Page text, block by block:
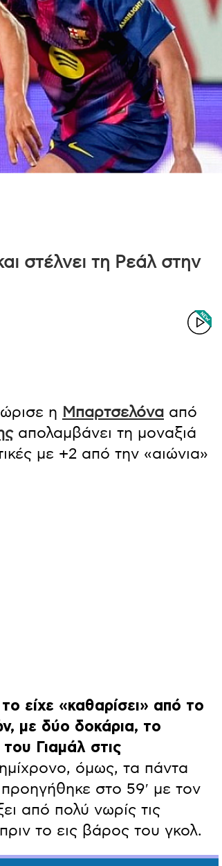
στέλνει τη Ρεάλ στην
η Μπαρτσελόνα από
απολαμβάνει τη μοναξιά
με +2 από την «αιώνια»
είχε «καθαρίσει» από το
με δύο δοκάρια, το
Γιαμάλ στις
όμως, τα πάντα
στο 59′ με τον
από πολύ νωρίς τις
το εις βάρος του γκολ.